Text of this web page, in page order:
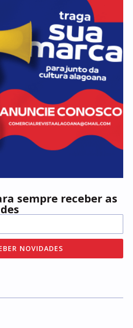
sempre receber as
NOVIDADES